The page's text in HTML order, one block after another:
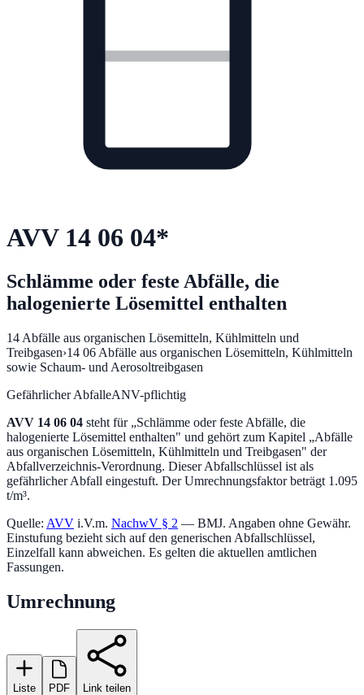
AVV 14 06 04*
Schlämme oder feste Abfälle, die
halogenierte Lösemittel enthalten
14 Abfälle aus organischen Lösemitteln, Kühlmitteln und
Treibgasen›14 06 Abfälle aus organischen Lösemitteln, Kühlmitteln
sowie Schaum- und Aerosoltreibgasen
Gefährlicher AbfalleANV-pflichtig
AVV 14 06 04 steht für „Schlämme oder feste Abfälle, die
halogenierte Lösemittel enthalten" und gehört zum Kapitel „Abfälle
aus organischen Lösemitteln, Kühlmitteln und Treibgasen" der
Abfallverzeichnis-Verordnung. Dieser Abfallschlüssel ist als
gefährlicher Abfall eingestuft. Der Umrechnungsfaktor beträgt 1.095
t/m³.
Quelle: AVV i.V.m. NachwV § 2 — BMJ. Angaben ohne Gewähr.
Einstufung bezieht sich auf den generischen Abfallschlüssel,
Einzelfall kann abweichen. Es gelten die aktuellen amtlichen
Fassungen.
Umrechnung
Liste PDF Link teilen